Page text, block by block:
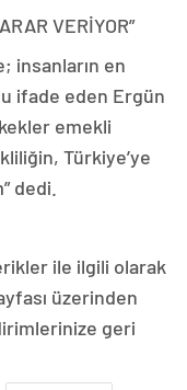
VERİYOR”
insanların en
ifade eden Ergün
emekli
Türkiye’ye
dedi.
ile ilgili olarak
üzerinden
geri